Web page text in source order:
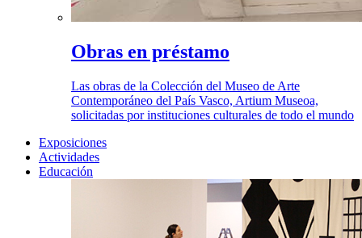
Obras en préstamo
Las obras de la Colección del Museo de Arte
Contemporáneo del País Vasco, Artium Museoa,
solicitadas por instituciones culturales de todo el mundo
Exposiciones
Actividades
Educación